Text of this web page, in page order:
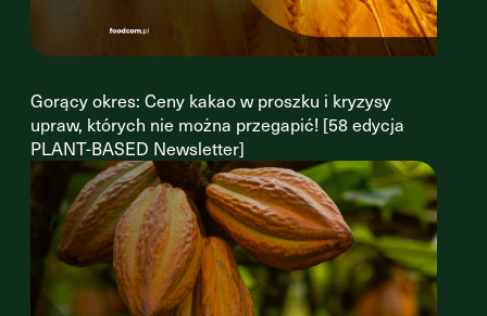
Gorący okres: Ceny kakao w proszku i kryzysy
upraw, których nie można przegapić! [58 edycja
PLANT-BASED Newsletter]